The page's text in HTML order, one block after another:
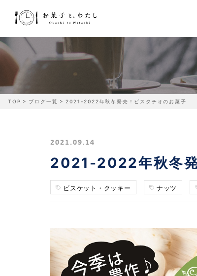
TOP ブログ一覧 2021-2022年秋冬発売！ピスタチオのお菓子
2021.09.14
2021-2022年秋冬
ビスケット・クッキー ナッツ